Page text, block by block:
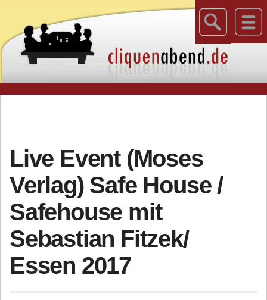
Live Event (Moses
Verlag) Safe House /
Safehouse mit
Sebastian Fitzek/
Essen 2017